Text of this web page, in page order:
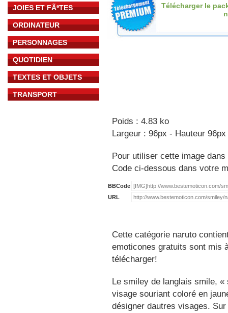
JOIES ET FÃªTES
ORDINATEUR
PERSONNAGES
QUOTIDIEN
TEXTES ET OBJETS
TRANSPORT
Télécharger le
Poids : 4.83 ko
Largeur : 96px - Hauteur 96px
Pour utiliser cette image
Code ci-dessous dans votre
BBCode
URL
Cette catégorie naruto
emoticones gratuits sont mis
télécharger!
Le smiley de langlais smile,
visage souriant coloré en
désigner dautres visages.